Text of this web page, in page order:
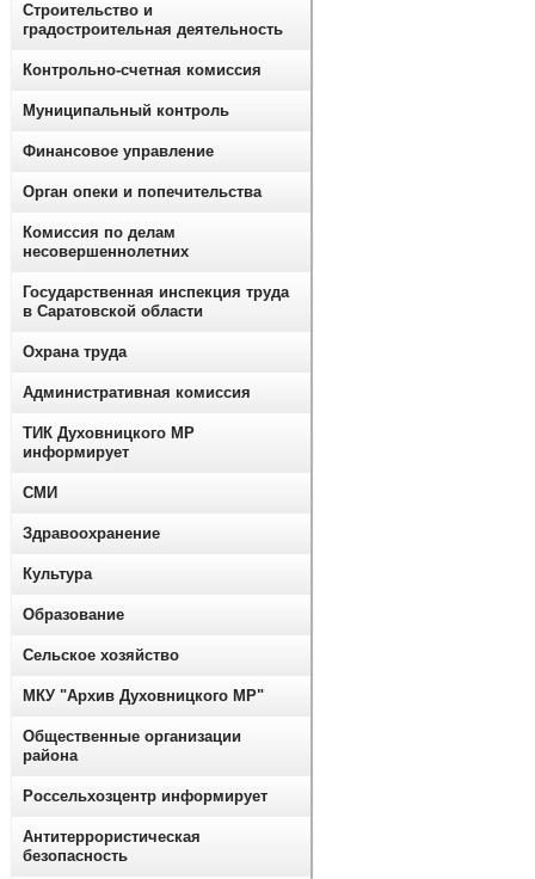
Строительство и
градостроительная деятельность
Контрольно-счетная комиссия
Муниципальный контроль
Финансовое управление
Орган опеки и попечительства
Комиссия по делам
несовершеннолетних
Государственная инспекция труда
в Саратовской области
Охрана труда
Административная комиссия
ТИК Духовницкого МР
информирует
СМИ
Здравоохранение
Культура
Образование
Сельское хозяйство
МКУ "Архив Духовницкого МР"
Общественные организации
района
Россельхозцентр информирует
Антитеррористическая
безопасность